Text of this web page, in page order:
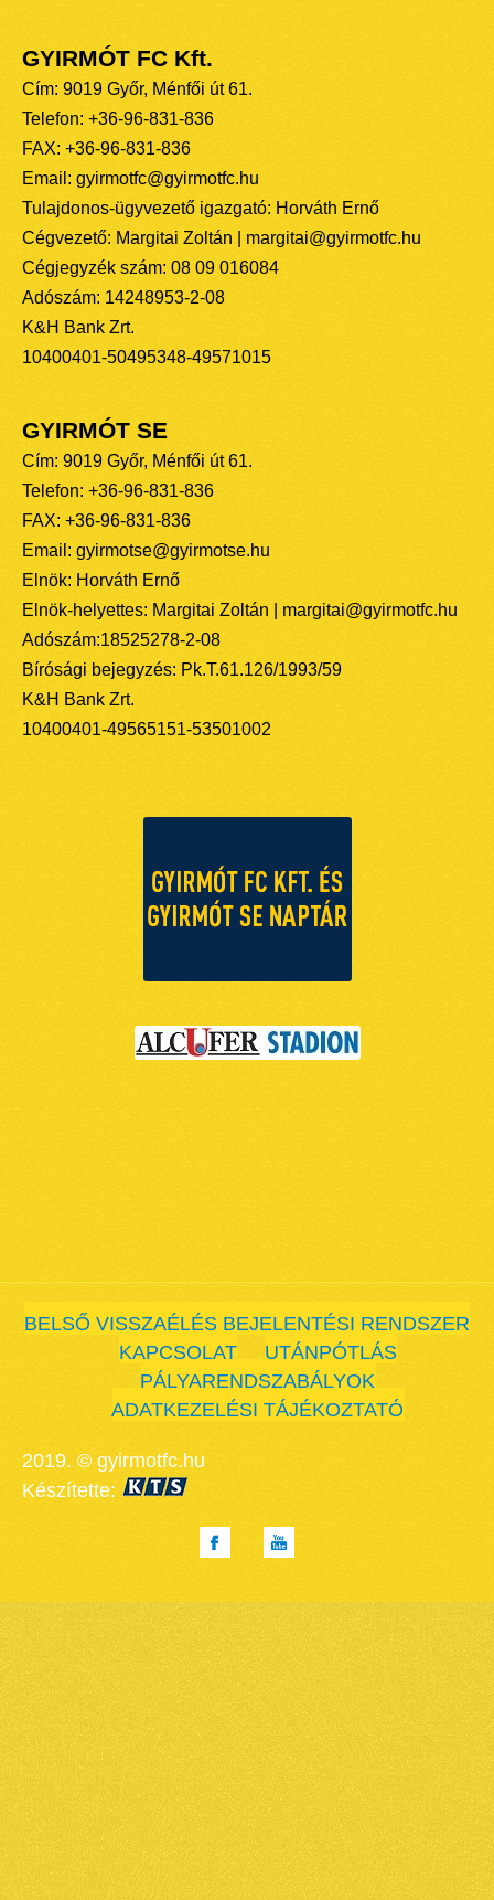
GYIRMÓT FC Kft.
Cím: 9019 Győr, Ménfői út 61.
Telefon: +36-96-831-836
FAX: +36-96-831-836
Email: gyirmotfc@gyirmotfc.hu
Tulajdonos-ügyvezető igazgató: Horváth Ernő
Cégvezető: Margitai Zoltán | margitai@gyirmotfc.hu
Cégjegyzék szám: 08 09 016084
Adószám: 14248953-2-08
K&H Bank Zrt.
10400401-50495348-49571015
GYIRMÓT SE
Cím: 9019 Győr, Ménfői út 61.
Telefon: +36-96-831-836
FAX: +36-96-831-836
Email: gyirmotse@gyirmotse.hu
Elnök: Horváth Ernő
Elnök-helyettes: Margitai Zoltán | margitai@gyirmotfc.hu
Adószám:18525278-2-08
Bírósági bejegyzés: Pk.T.61.126/1993/59
K&H Bank Zrt.
10400401-49565151-53501002
BELSŐ VISSZAÉLÉS BEJELENTÉSI RENDSZER
KAPCSOLAT
UTÁNPÓTLÁS
PÁLYARENDSZABÁLYOK
ADATKEZELÉSI TÁJÉKOZTATÓ
2019. © gyirmotfc.hu
Készítette: